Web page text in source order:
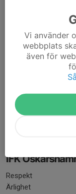
IFK
Respekt
Ärlighet
Vi använder
webbplats
även för